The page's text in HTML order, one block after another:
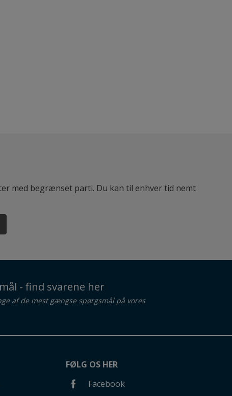
med begrænset parti. Du kan til enhver tid nemt
- find svarene her
af de mest gængse spørgsmål på vores
FØLG OS HER
Facebook